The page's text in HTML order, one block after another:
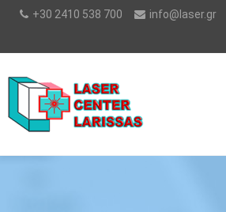
Παράκαμψη
προς το
περιεχόμενο
+30 2410 538 700 info@laser.gr